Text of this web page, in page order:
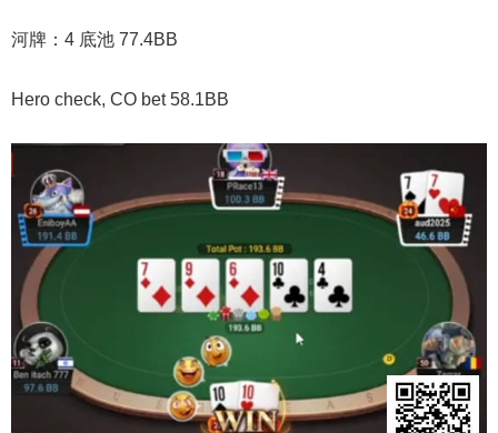
河牌：4 底池 77.4BB
Hero check, CO bet 58.1BB